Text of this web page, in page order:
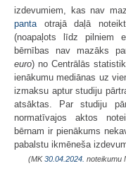
izdevumiem, kas nav
pantaotrajā daļā
(noapaļots līdz pilniem
bērnības nav mazāks
euro) no Centrālās
ienākumu mediānas uz
izmaksu aptur studiju
atsāktas. Par studiju
normatīvajos aktos
bērnam ir pienākums
pabalstu ikmēneša
(MK30.04.2024. noteikumu